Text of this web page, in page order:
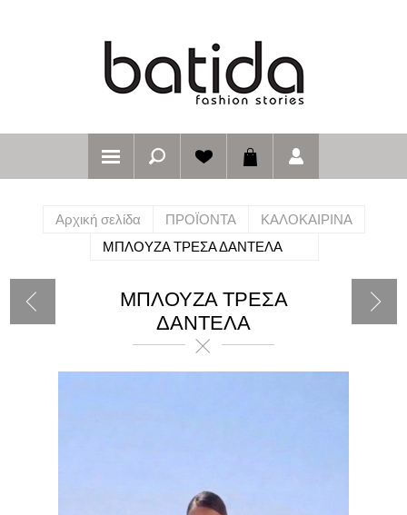
Αρχική σελίδα ΠΡΟΪΟΝΤΑ
ΚΑΛΟΚΑΙΡΙΝΑ
ΜΠΛΟΥΖΑ ΤΡΕΣΑ ΔΑΝΤΕΛΑ
ΜΠΛΟΥΖΑ ΤΡΕΣΑ
ΔΑΝΤΕΛΑ